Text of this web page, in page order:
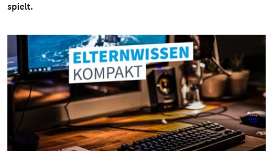
spielt.
IMPRESSUM
DATENSCHUTZ
BARRIEREFREIHEIT
MATERIALIEN
MEDIENQUIZ
NEWSLETTER
Datenschutz
Cybergrooming
Cybermobbing
Instagram
Kinderrechte